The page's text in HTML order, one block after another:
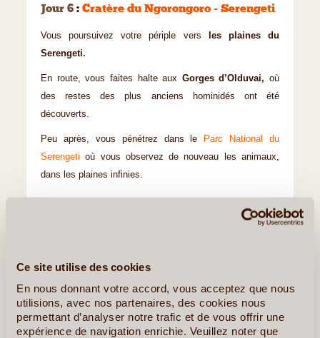
Ce site utilise des cookies
En nous donnant votre accord, vous acceptez que nous
utilisions, avec nos partenaires, des cookies nous
permettant d’analyser notre trafic et de vous offrir une
expérience de navigation enrichie. Veuillez noter que
Jour 6 : Cratère du Ngorongoro - Serengeti
Vous poursuivez votre périple vers
les plaines du
Serengeti.
En route, vous faites halte aux Gorges d’Olduvai, où
des restes des plus anciens hominidés ont été
découverts.
Peu après, vous pénétrez dans le
Parc National du
Serengeti où vous observez de nouveau les animaux,
dans les plaines infinies.
Nuit au Serengeti Katikati Camp (tc) au cœur du